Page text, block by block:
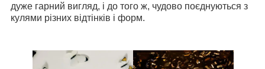
дуже гарний вигляд, і до того ж, чудово поєднуються з
кулями різних відтінків і форм.